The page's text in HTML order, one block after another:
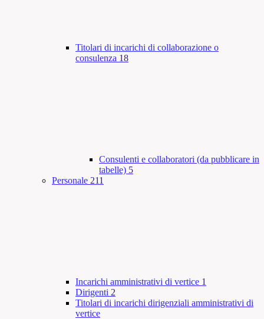
Titolari di incarichi di collaborazione o
consulenza 18
Consulenti e collaboratori (da pubblicare in
tabelle) 5
Personale 211
Incarichi amministrativi di vertice 1
Dirigenti 2
Titolari di incarichi dirigenziali amministrativi di
vertice